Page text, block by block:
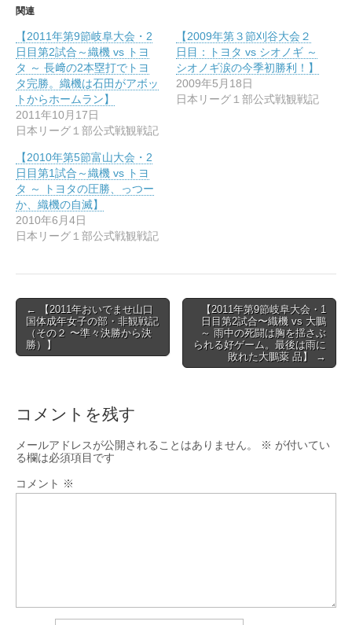
ィ
ン
ド
ウ
で
開
き
ま
す
)
く
だ
さ
い
(
新
し
い
ウ
ィ
ン
ウ
で
開
き
ま
す
)
関連
【2011年第9節岐阜大会・2
日目第2試合～織機 vs トヨ
タ ～ 長﨑の2本塁打でトヨ
タ完勝。織機は石田がアボッ
トからホームラン】
2011年10月17日
日本リーグ１部公式戦観戦記
【2009年第３節刈谷大会２
日目：トヨタ vs シオノギ ～
シオノギ涙の今季初勝利！】
2009年5月18日
日本リーグ１部公式戦観戦記
【2010年第5節富山大会・2
日目第1試合～織機 vs トヨ
タ ～ トヨタの圧勝、っつー
か、織機の自滅】
2010年6月4日
日本リーグ１部公式戦観戦記
Post
navigation
← 【2011年おいでませ⼭⼝
国体成年⼥⼦の部・⾮観戦記
（その２ 〜準々決勝から決
勝）】
【2011年第9節岐⾩⼤会・1
⽇⽬第2試合〜織機 vs ⼤鵬
～ ⾬中の死闘は胸を揺さぶ
られる好ゲーム。最後は⾬に
敗れた⼤鵬薬 品】 →
コメントを残す
メールアドレスが公開されることはありません。 ※ が付いてい
る欄は必須項目です
コメント ※